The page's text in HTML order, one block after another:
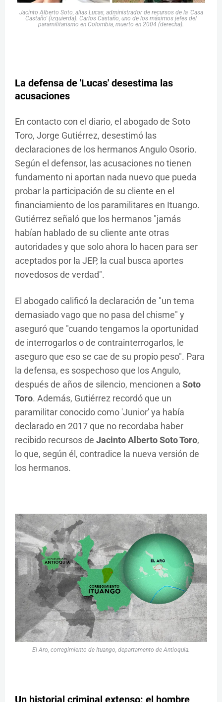
Jacinto Alberto Soto, alias Lucas, administrador de recursos de la 'Casa
Castaño' (izquierda). Carlos Castaño, uno de los máximos jefes del
paramilitarismo en Colombia, muerto en 2004 (derecha).
La defensa de 'Lucas' desestima las
acusaciones
En contacto con el diario, el abogado de Soto
Toro, Jorge Gutiérrez, desestimó las
declaraciones de los hermanos Angulo Osorio.
Según el defensor, las acusaciones no tienen
fundamento ni aportan nada nuevo que pueda
probar la participación de su cliente en el
financiamiento de los paramilitares en Ituango.
Gutiérrez señaló que los hermanos "jamás
habían hablado de su cliente ante otras
autoridades y que solo ahora lo hacen para ser
aceptados por la JEP, la cual busca aportes
novedosos de verdad".
El abogado calificó la declaración de "un tema
demasiado vago que no pasa del chisme" y
aseguró que "cuando tengamos la oportunidad
de interrogarlos o de contrainterrogarlos, le
aseguro que eso se cae de su propio peso". Para
la defensa, es sospechoso que los Angulo,
después de años de silencio, mencionen a Soto
Toro. Además, Gutiérrez recordó que un
paramilitar conocido como 'Junior' ya había
declarado en 2017 que no recordaba haber
recibido recursos de Jacinto Alberto Soto Toro,
lo que, según él, contradice la nueva versión de
los hermanos.
El Aro, corregimiento de Ituango, departamento de Antioquia.
Un historial criminal extenso: el hombre